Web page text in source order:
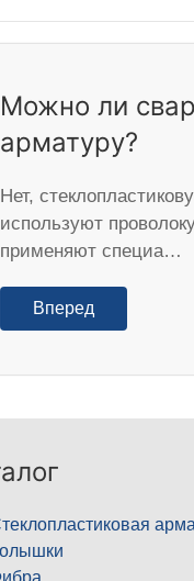
Можно ли
арматуру?
Нет,
используют
применяют специа…
Вперед